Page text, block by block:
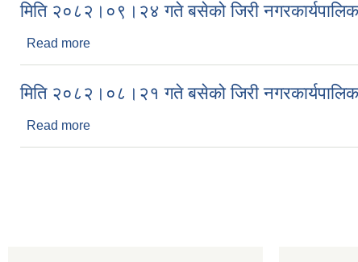
मिति २०८२।०९।२४ गते बसेको जिरी
Read more
मिति २०८२।०८।२१ गते बसेको जिरी
Read more